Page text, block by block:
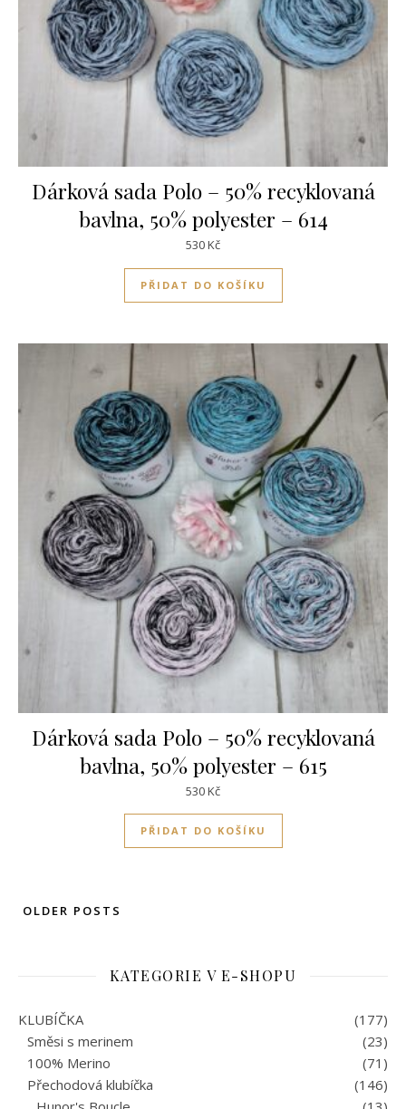
Dárková sada Polo – 50% recyklovaná
bavlna, 50% polyester – 614
530Kč
PŘIDAT DO KOŠÍKU
Dárková sada Polo – 50% recyklovaná
bavlna, 50% polyester – 615
530Kč
PŘIDAT DO KOŠÍKU
OLDER POSTS
KATEGORIE V E-SHOPU
KLUBÍČKA
(177)
Směsi s merinem
(23)
100% Merino
(71)
Přechodová klubíčka
(146)